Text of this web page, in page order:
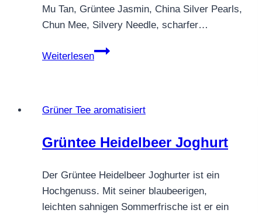
Mu Tan, Grüntee Jasmin, China Silver Pearls,
Chun Mee, Silvery Needle, scharfer…
Weiterlesen
GRÜNTEE
Grüner Tee aromatisiert
Grüntee Heidelbeer Joghurt
Der Grüntee Heidelbeer Joghurter ist ein
Hochgenuss. Mit seiner blaubeerigen,
leichten sahnigen Sommerfrische ist er ein